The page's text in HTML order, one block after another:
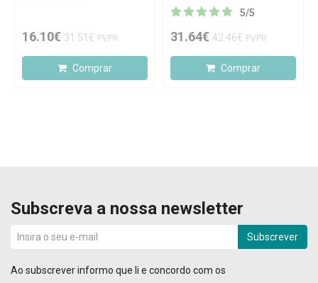
16.10€ 31.51€ PVPR
Comprar
5/5
31.64€ 42.46€ PVPR
Comprar
Subscreva a nossa newsletter
Subscrever
Ao subscrever informo que li e concordo com os